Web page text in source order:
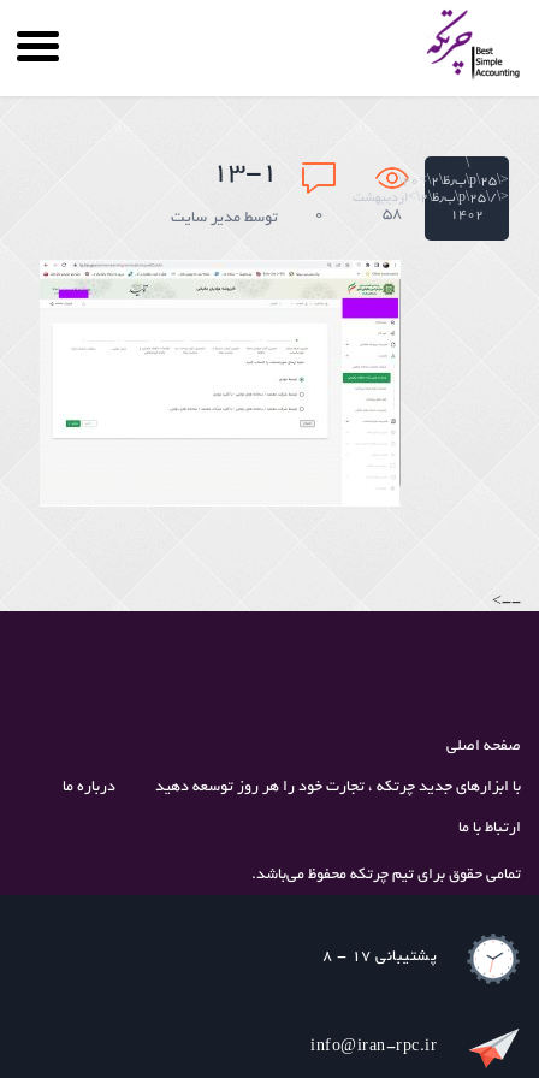
\
<\۲۵\p\ب٫ظ\۲\>۲۰\
<\/\۲۵\p\ب٫ظ\۲\>اردیبهشت
۱۴۰۲
58 ۰
۱۳-۱
توسط مدیر سایت
-->
صفحه اصلی
با ابزارهای جدید چرتکه ، تجارت خود را هر روز توسعه دهید درباره ما
ارتباط با ما
تمامی حقوق برای تیم چرتکه محفوظ می‌باشد.
پشتیبانی 17 - 8
info@iran-rpc.ir